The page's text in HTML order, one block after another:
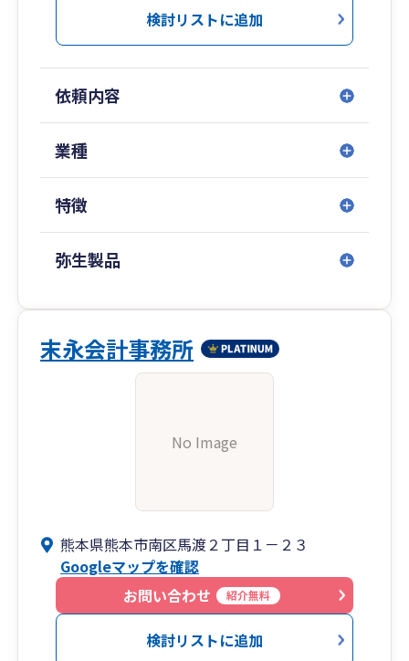
検討リストに追加
依頼内容
業種
特徴
弥生製品
末永会計事務所
No Image
熊本県熊本市南区馬渡２丁目１－２３
Googleマップを確認
お問い合わせ
紹介無料
検討リストに追加